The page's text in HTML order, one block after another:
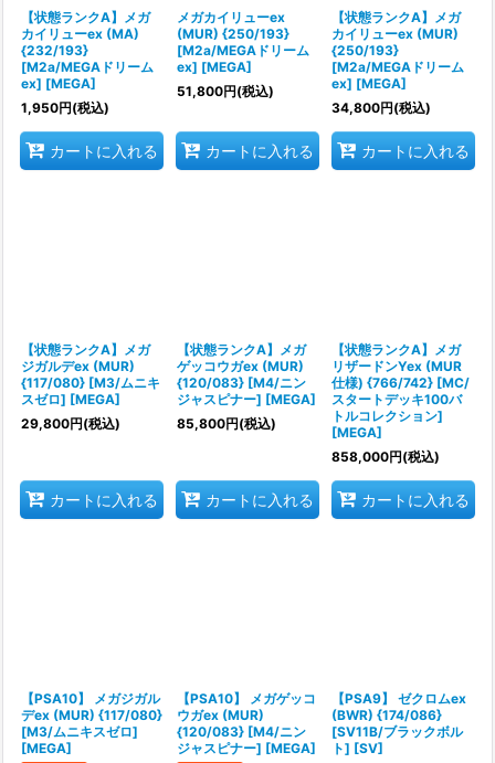
【状態ランクA】メガ
カイリューex (MA)
{232/193}
[M2a/MEGAドリーム
ex] [MEGA]
1,950円(税込)
カートに入れる
メガカイリューex
(MUR) {250/193}
[M2a/MEGAドリーム
ex] [MEGA]
51,800円(税込)
カートに入れる
【状態ランクA】メガ
カイリューex (MUR)
{250/193}
[M2a/MEGAドリーム
ex] [MEGA]
34,800円(税込)
カートに入れる
【状態ランクA】メガ
ジガルデex (MUR)
{117/080} [M3/ムニキ
スゼロ] [MEGA]
29,800円(税込)
カートに入れる
【状態ランクA】メガ
ゲッコウガex (MUR)
{120/083} [M4/ニン
ジャスピナー] [MEGA]
85,800円(税込)
カートに入れる
【状態ランクA】メガ
リザードンYex (MUR
仕様) {766/742} [MC/
スタートデッキ100バ
トルコレクション]
[MEGA]
858,000円(税込)
カートに入れる
【PSA10】 メガジガル
デex (MUR) {117/080}
[M3/ムニキスゼロ]
[MEGA]
【PSA10】 メガゲッコ
ウガex (MUR)
{120/083} [M4/ニン
ジャスピナー] [MEGA]
【PSA9】 ゼクロムex
(BWR) {174/086}
[SV11B/ブラックボル
ト] [SV]